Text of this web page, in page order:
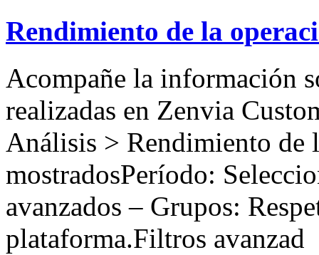
Rendimiento de la
Acompañe la información
realizadas en Zenvia
Análisis > Rendimiento
mostradosPeríodo:
avanzados – Grupos:
plataforma.Filtros avanzad